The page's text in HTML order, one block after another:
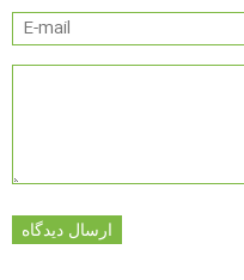
ارسال دیدگاه